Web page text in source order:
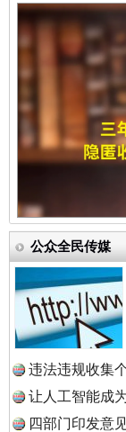
三年瞒报超
公众全民传媒
违法违规收集
让人工智能成
四部门印发意